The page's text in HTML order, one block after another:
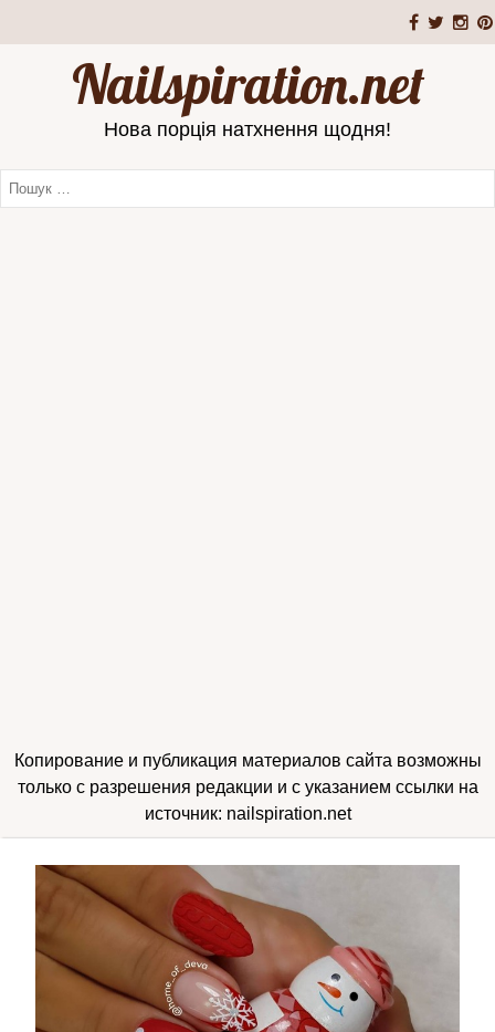
Nailspiration.net
Нова порція натхнення щодня!
Копирование и публикация материалов сайта возможны
только с разрешения редакции и с указанием ссылки на
источник: nailspiration.net